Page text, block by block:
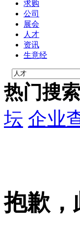
求购
公司
展会
人才
资讯
生意经
热门搜索
坛 企业
抱歉，